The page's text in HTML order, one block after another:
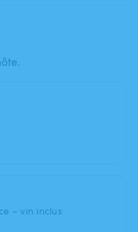
- vin inclus